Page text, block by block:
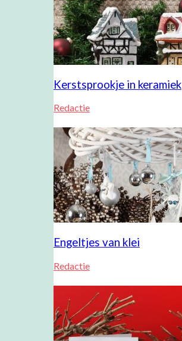
Kerstsprookje in keramiek
Redactie
Engeltjes van klei
Redactie